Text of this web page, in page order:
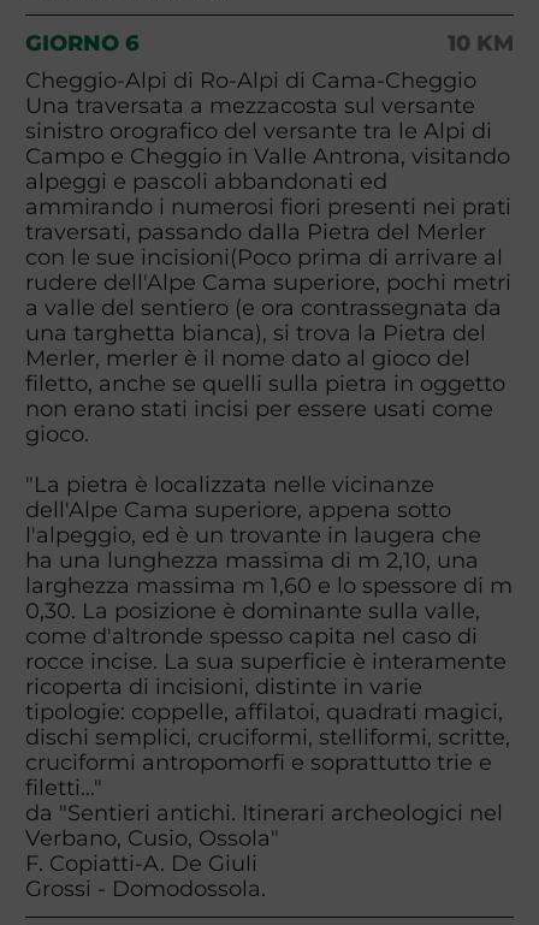
GIORNO 6
10 KM
Cheggio-Alpi di Ro-Alpi di Cama-Cheggio
Una traversata a mezzacosta sul versante
sinistro orografico del versante tra le Alpi di
Campo e Cheggio in Valle Antrona, visitando
alpeggi e pascoli abbandonati ed
ammirando i numerosi fiori presenti nei prati
traversati, passando dalla Pietra del Merler
con le sue incisioni(Poco prima di arrivare al
rudere dell'Alpe Cama superiore, pochi metri
a valle del sentiero (e ora contrassegnata da
una targhetta bianca), si trova la Pietra del
Merler, merler è il nome dato al gioco del
filetto, anche se quelli sulla pietra in oggetto
non erano stati incisi per essere usati come
gioco.
"La pietra è localizzata nelle vicinanze
dell'Alpe Cama superiore, appena sotto
l'alpeggio, ed è un trovante in laugera che
ha una lunghezza massima di m 2,10, una
larghezza massima m 1,60 e lo spessore di m
0,30. La posizione è dominante sulla valle,
come d'altronde spesso capita nel caso di
rocce incise. La sua superficie è interamente
ricoperta di incisioni, distinte in varie
tipologie: coppelle, affilatoi, quadrati magici,
dischi semplici, cruciformi, stelliformi, scritte,
cruciformi antropomorfi e soprattutto trie e
filetti..."
da "Sentieri antichi. Itinerari archeologici nel
Verbano, Cusio, Ossola"
F. Copiatti-A. De Giuli
Grossi - Domodossola.